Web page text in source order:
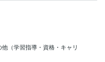
他（学習指導・資格・キャリ